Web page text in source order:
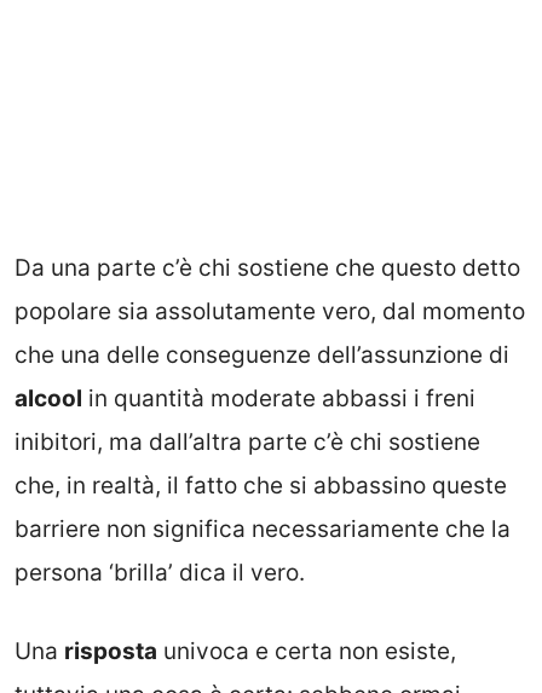
Da una parte c’è chi sostiene che questo detto
popolare sia assolutamente vero, dal momento
che una delle conseguenze dell’assunzione di
alcool in quantità moderate abbassi i freni
inibitori, ma dall’altra parte c’è chi sostiene
che, in realtà, il fatto che si abbassino queste
barriere non significa necessariamente che la
persona ‘brilla’ dica il vero.
Una risposta univoca e certa non esiste,